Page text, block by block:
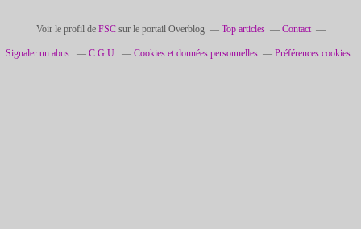
Voir le profil de FSCsur le portail Overblog Top articles Contact
Signaler un abus C.G.U. Cookies et données personnelles Préférences cookies